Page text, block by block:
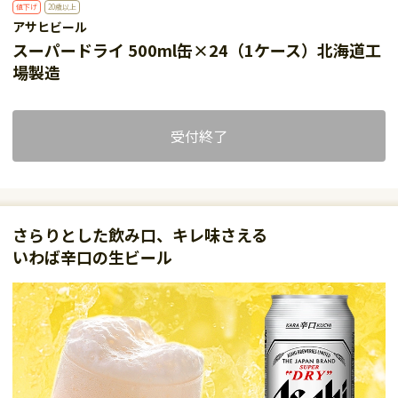
値下げ 20歳以上
アサヒビール
スーパードライ 500ml缶×24（1ケース）北海道工
場製造
受付終了
さらりとした飲み口、キレ味さえる
いわば辛口の生ビール